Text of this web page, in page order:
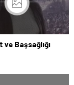
ve Başsağlığı